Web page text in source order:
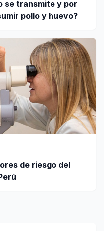
se transmite y por
pollo y huevo?
de riesgo del